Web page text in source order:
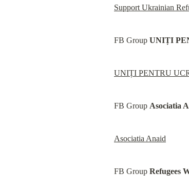
Support Ukrainian
FB Group UNIȚI
UNIȚI PENTRU
FB Group Asociatia
Asociatia Anaid
FB Group Refugees